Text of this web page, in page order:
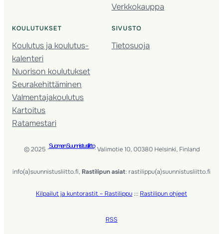
Verkkokauppa
KOULUTUKSET
Koulutus ja koulutus­
kalenteri
Nuorison koulutukset
Seura­kehittäminen
Valmentaja­koulutus
Kartoitus
Ratamestari
SIVUSTO
Tietosuoja
© 2025 ·Suomen Suunnistusliitto· Valimotie 10, 00380 Helsinki, Finland
info(a)suunnistusliitto.fi, Rastilipun asiat: rastilippu(a)suunnistusliitto.fi
Kilpailut ja kuntorastit – Rastilippu ::: Rastilipun ohjeet
RSS